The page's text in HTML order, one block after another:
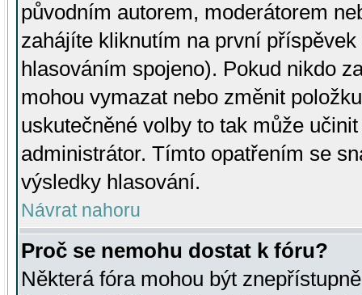
původním autorem, moderátorem
zahájíte kliknutím na první
hlasováním spojeno). Pokud nikdo
mohou vymazat nebo změnit
uskutečněné volby to tak může
administrátor. Tímto opatřením se
výsledky hlasování.
Návrat nahoru
Proč se nemohu dostat k fóru?
Některá fóra mohou být